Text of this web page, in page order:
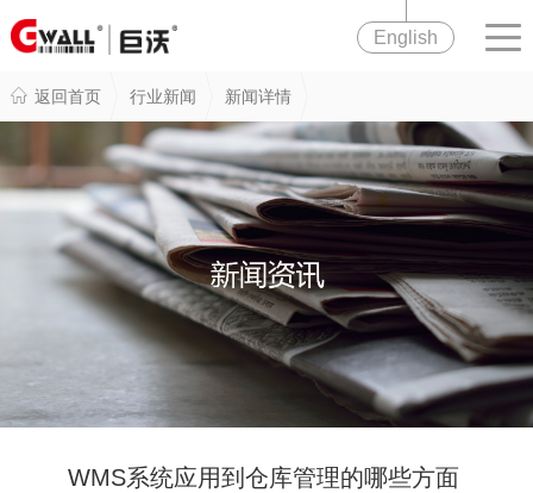
English
返回首页 行业新闻 新闻详情
WMS系统应用到仓库管理的哪些方面